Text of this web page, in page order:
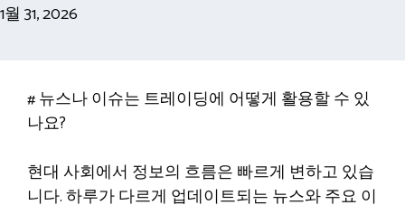
1월 31, 2026
# 뉴스나 이슈는 트레이딩에 어떻게 활용할 수 있
나요?
현대 사회에서 정보의 흐름은 빠르게 변하고 있습
니다. 하루가 다르게 업데이트되는 뉴스와 주요 이